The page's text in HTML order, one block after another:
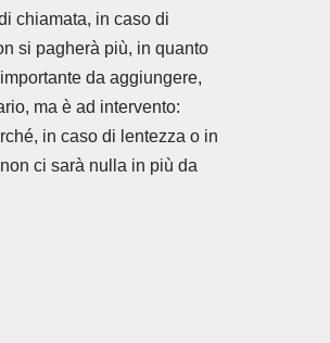
chiamata, in caso di
si pagherà più, in quanto
da aggiungere,
ma è ad intervento:
in caso di lentezza o in
ci sarà nulla in più da